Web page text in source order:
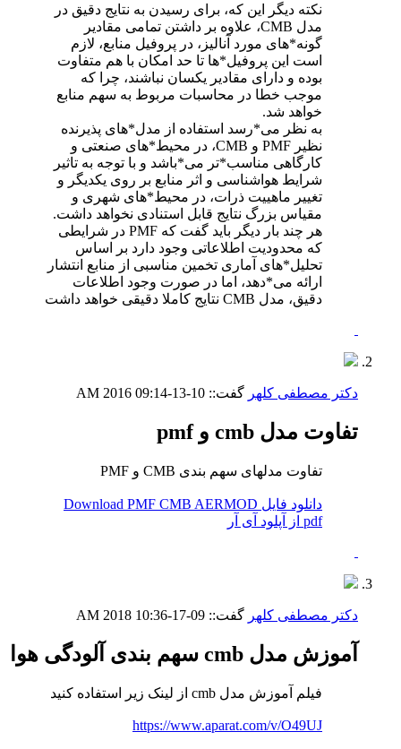
نکته دیگر این که، برای رسیدن به نتایج دقیق در
مدل CMB، علاوه بر داشتن تمامی مقادیر
گونه*های مورد آنالیز، در پروفیل منابع، لازم
است این پروفیل*ها تا حد امکان با هم متفاوت
بوده و دارای مقادیر یکسان نباشند، چرا که
موجب خطا در محاسبات مربوط به سهم منابع
خواهد شد.
به نظر می*رسد استفاده از مدل*های پذیرنده
نظیر PMF و CMB، در محیط*های صنعتی و
کارگاهی مناسب*تر می*باشد و با توجه به تاثیر
شرایط هواشناسی و اثر منابع بر روی یکدیگر و
تغییر ماهییت ذرات، در محیط*های شهری و
مقیاس بزرگ نتایج قابل استنادی نخواهد داشت.
هر چند بار دیگر باید گفت که PMF در شرایطی
که محدودیت اطلاعاتی وجود دارد بر اساس
تحلیل*های آماری تخمین مناسبی از منابع انتشار
ارائه می*دهد، اما در صورت وجود اطلاعات
دقیق، مدل CMB نتایج کاملا دقیقی خواهد داشت
دکتر مصطفی کلهر گفت:: 10-13-2016
09:14 AM
تفاوت مدل cmb و pmf
تفاوت مدلهای سهم بندی CMB و PMF
دانلود فایل Download PMF CMB AERMOD
pdf از آپلود آی آر
دکتر مصطفی کلهر گفت:: 09-17-2018
10:36 AM
آموزش مدل cmb سهم بندی آلودگی هوا
فیلم آموزش مدل cmb از لینک زیر استفاده کنید
https://www.aparat.com/v/O49UJ